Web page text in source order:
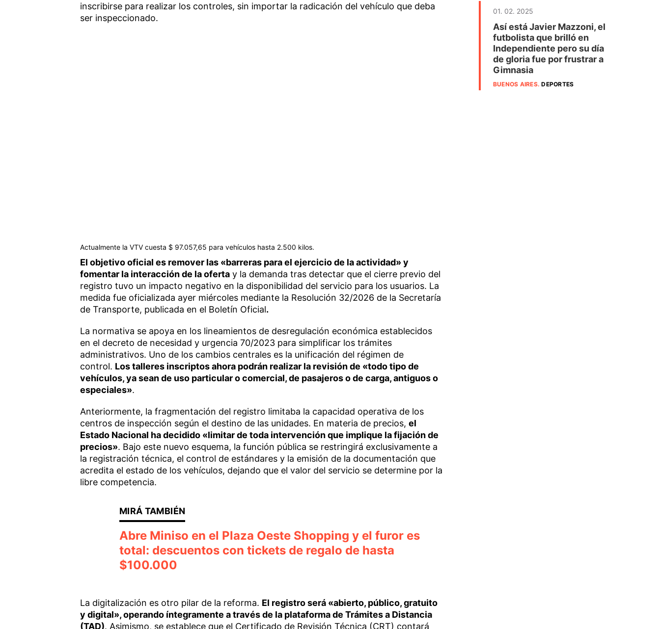
inscribirse para realizar los controles, sin importar la radicación del vehículo que deba
ser inspeccionado.
Actualmente la VTV cuesta $ 97.057,65 para vehículos hasta 2.500 kilos.
El objetivo oficial es remover las «barreras para el ejercicio de la actividad» y
fomentar la interacción de la ofertay la demanda tras detectar que el cierre previo del
registro tuvo un impacto negativo en la disponibilidad del servicio para los usuarios. La
medida fue oficializada ayer miércoles mediante la Resolución 32/2026 de la Secretaría
de Transporte, publicada en el Boletín Oficial.
La normativa se apoya en los lineamientos de desregulación económica establecidos
en el decreto de necesidad y urgencia 70/2023 para simplificar los trámites
administrativos. Uno de los cambios centrales es la unificación del régimen de
control. Los talleres inscriptos ahora podrán realizar la revisión de «todo tipo de
vehículos, ya sean de uso particular o comercial, de pasajeros o de carga, antiguos o
especiales».
Anteriormente, la fragmentación del registro limitaba la capacidad operativa de los
centros de inspección según el destino de las unidades. En materia de precios, el
Estado Nacional ha decidido «limitar de toda intervención que implique la fijación de
precios». Bajo este nuevo esquema, la función pública se restringirá exclusivamente a
la registración técnica, el control de estándares y la emisión de la documentación que
acredita el estado de los vehículos, dejando que el valor del servicio se determine por la
libre competencia.
Abre Miniso en el Plaza Oeste Shopping y el furor es
total: descuentos con tickets de regalo de hasta
$100.000
La digitalización es otro pilar de la reforma. El registro será «abierto, público, gratuito
y digital», operando íntegramente a través de la plataforma de Trámites a Distancia
(TAD). Asimismo, se establece que el Certificado de Revisión Técnica (CRT) contará
01. 02. 2025
Así está Javier Mazzoni, el
futbolista que brilló en
Independiente pero su día
de gloria fue por frustrar a
Gimnasia
BUENOS AIRES.DEPORTES